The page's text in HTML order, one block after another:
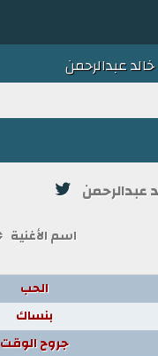
عبدالرحمن
عبدالرحمن
اسم الأغنية
الحب
بنساك
جروح الوقت